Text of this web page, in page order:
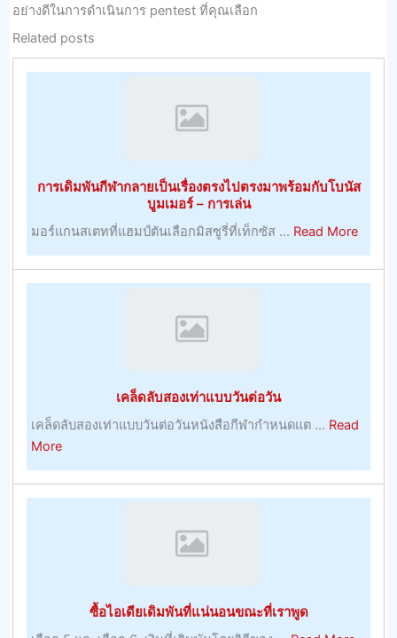
อย่างดีในการดำเนินการ pentest ที่คุณเลือก
Related posts
การเดิมพันกีฬากลายเป็นเรื่องตรงไปตรงมาพร้อมกับโบนัส
บูมเมอร์ – การเล่น
มอร์แกนสเตทที่แฮมป์ตันเลือกมิสซูรี่ที่เท็กซัส ... Read Moreabout
เดิม
ไป
พร้อม
เคล็ดลับสองเท่าแบบวันต่อวัน
เคล็ดลับสองเท่าแบบวันต่อวันหนังสือกีฬากำหนดแต ... Read
Moreabout
เคล็ด
ลับ
ซื้อไอเดียเดิมพันที่แน่นอนขณะที่เราพูด